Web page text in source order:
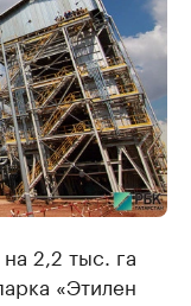
2,2 тыс. га
«Этилен